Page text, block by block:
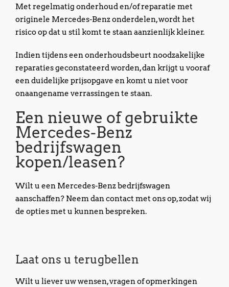
Met regelmatig onderhoud en/of reparatie met
originele Mercedes-Benz onderdelen, wordt het
risico op dat u stil komt te staan aanzienlijk kleiner.
Indien tijdens een onderhoudsbeurt noodzakelijke
reparaties geconstateerd worden, dan krijgt u vooraf
een duidelijke prijsopgave en komt u niet voor
onaangename verrassingen te staan.
Een nieuwe of gebruikte
Mercedes-Benz
bedrijfswagen
kopen/leasen?
Wilt u een Mercedes-Benz bedrijfswagen
aanschaffen? Neem dan contact met ons op, zodat wij
de opties met u kunnen bespreken.
Laat ons u terugbellen
Wilt u liever uw wensen, vragen of opmerkingen